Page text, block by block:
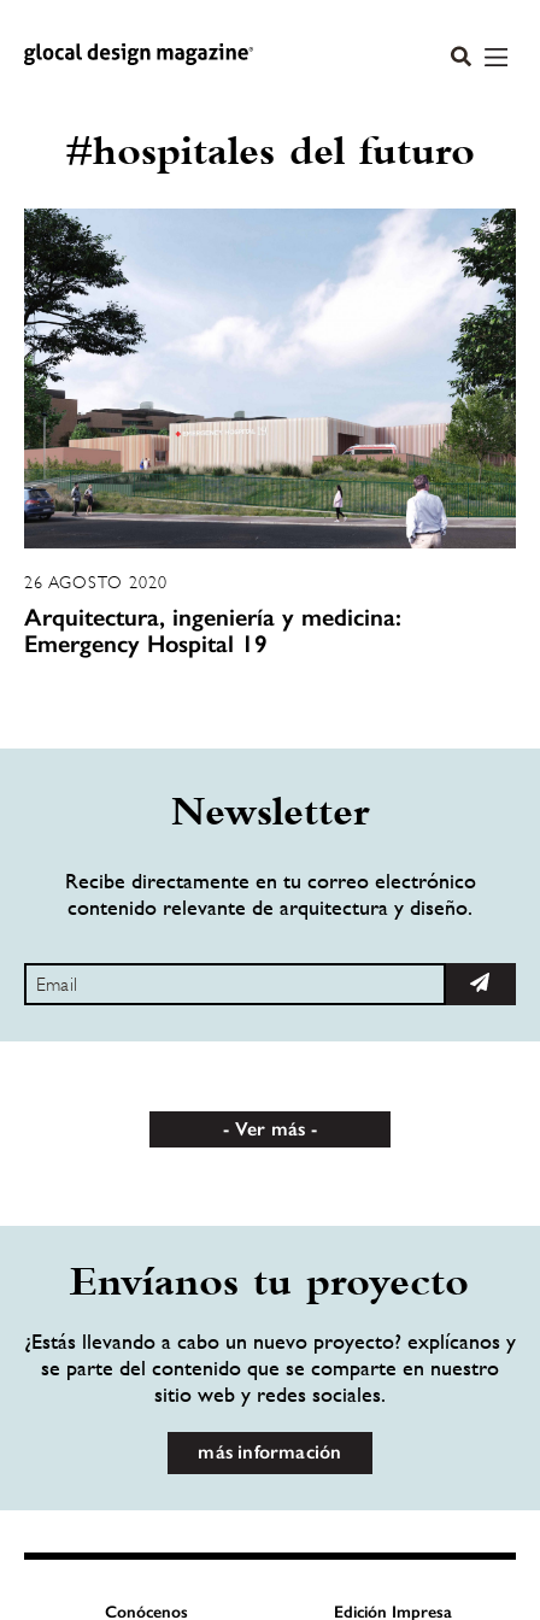
#hospitales del futuro
26 AGOSTO 2020
Arquitectura, ingeniería y medicina:
Emergency Hospital 19
Newsletter
Recibe directamente en tu correo electrónico
contenido relevante de arquitectura y diseño.
Ver más
Envíanos tu proyecto
¿Estás llevando a cabo un nuevo proyecto? explícanos y
se parte del contenido que se comparte en nuestro
sitio web y redes sociales.
más información
Conócenos Edición Impresa